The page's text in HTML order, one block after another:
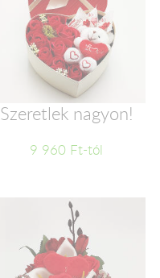
Szeretlek nagyon!
9 960 Ft-tól